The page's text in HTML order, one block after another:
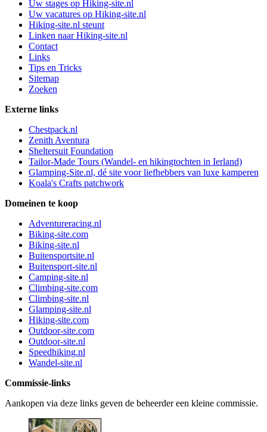
Uw stages op Hiking-site.nl
Uw vacatures op Hiking-site.nl
Hiking-site.nl steunt
Linken naar Hiking-site.nl
Contact
Links
Tips en Tricks
Sitemap
Zoeken
Externe links
Chestpack.nl
Zenith Aventura
Sheltersuit Foundation
Tailor-Made Tours (Wandel- en hikingtochten in Ierland)
Glamping-Site.nl, dé site voor liefhebbers van luxe kamperen
Koala's Crafts patchwork
Domeinen te koop
Adventureracing.nl
Biking-site.com
Biking-site.nl
Buitensportsite.nl
Buitensport-site.nl
Camping-site.nl
Climbing-site.com
Climbing-site.nl
Glamping-site.nl
Hiking-site.com
Outdoor-site.com
Outdoor-site.nl
Speedhiking.nl
Wandel-site.nl
Commissie-links
Aankopen via deze links geven de beheerder een kleine commissie.